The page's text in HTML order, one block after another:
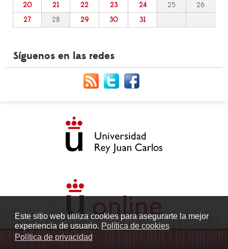
Este sitio web utiliza cookies para asegurarte la mejor
experiencia de usuario. Política de cookies
Política de privacidad
20
21 22 23 24 25
26
27
28 29 30 31
Síguenos en las redes